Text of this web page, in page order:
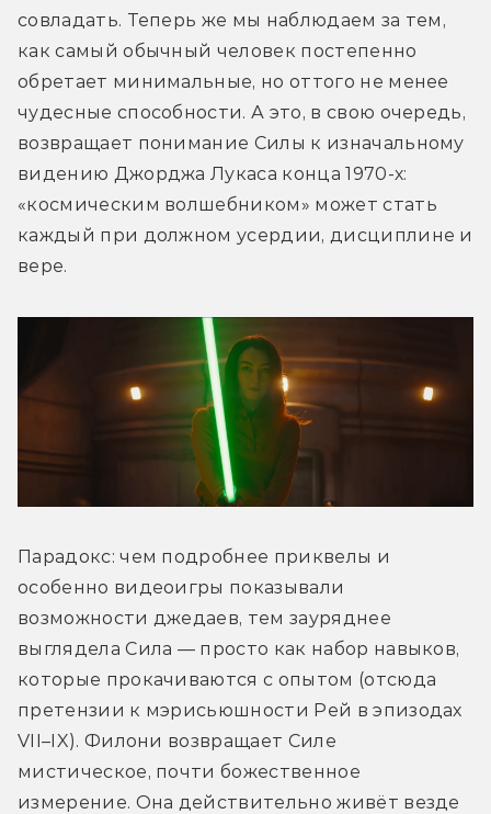
совладать. Теперь же мы наблюдаем за тем,
как самый обычный человек постепенно
обретает минимальные, но оттого не менее
чудесные способности. А это, в свою очередь,
возвращает понимание Силы к изначальному
видению Джорджа Лукаса конца 1970-х:
«космическим волшебником» может стать
каждый при должном усердии, дисциплине и
вере.
Парадокс: чем подробнее приквелы и
особенно видеоигры показывали
возможности джедаев, тем зауряднее
выглядела Сила — просто как набор навыков,
которые прокачиваются с опытом (отсюда
претензии к мэрисьюшности Рей в эпизодах
VII–IX). Филони возвращает Силе
мистическое, почти божественное
измерение. Она действительно живёт везде